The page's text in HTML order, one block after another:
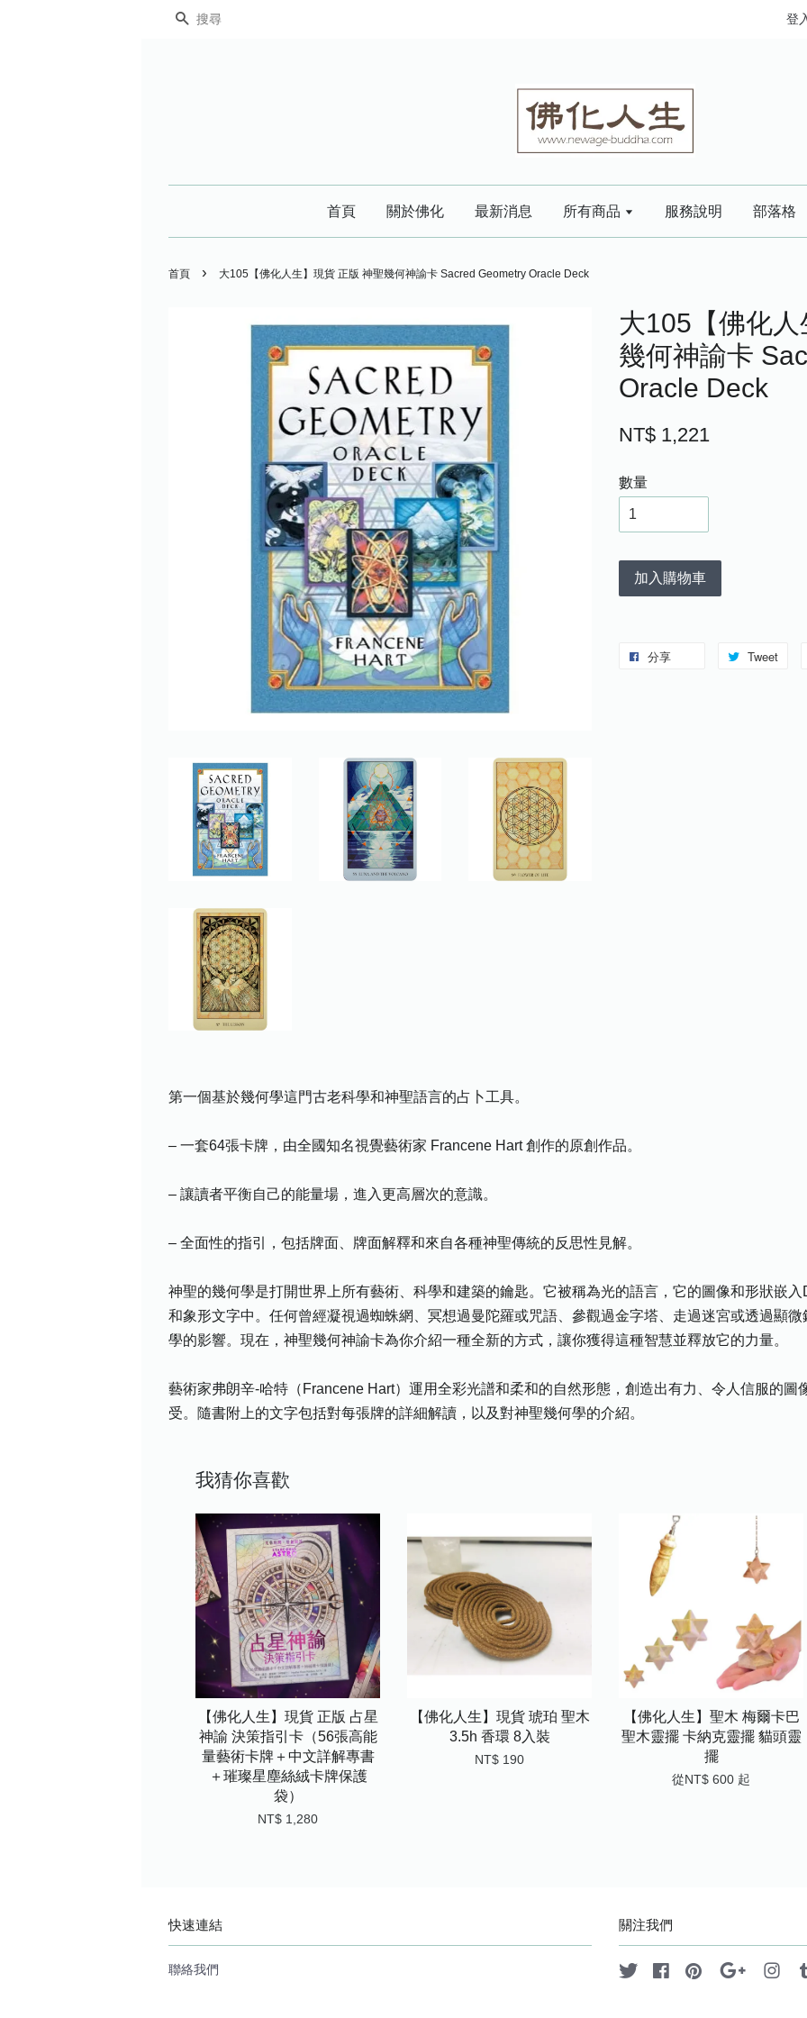
搜尋 登
首頁 關於佛化 最新消息 所有商品 服務說明 部落格
首頁 › 大105【佛化人生】現貨 正版 神聖幾何神諭卡 Sacred Geometry Oracle Deck
大105【佛化
幾何神諭卡
Oracle Deck
NT$ 1,221
數量
加入購物車
分享 Tweet
第一個基於幾何學這門古老科學和神聖語言的占卜工具。
– 一套64張卡牌，由全國知名視覺藝術家 Francene Hart 創作的原創作品。
– 讓讀者平衡自己的能量場，進入更高層次的意識。
– 全面性的指引，包括牌面、牌面解釋和來自各種神聖傳統的反思性見解。
神聖的幾何學是打開世界上所有藝術、科學和建築的鑰匙。它被稱為光的語言，它的圖像和形狀嵌
和象形文字中。任何曾經凝視過蜘蛛網、冥想過曼陀羅或咒語、參觀過金字塔、走過迷宮或透過顯
學的影響。現在，神聖幾何神諭卡為你介紹一種全新的方式，讓你獲得這種智慧並釋放它的力量。
藝術家弗朗辛-哈特（Francene Hart）運用全彩光譜和柔和的自然形態，創造出有力、令人信服的圖
受。隨書附上的文字包括對每張牌的詳細解讀，以及對神聖幾何學的介紹。
我猜你喜歡
【佛化人生】現貨 正版 占星
神諭 決策指引卡（56張高能
量藝術卡牌＋中文詳解專書
＋璀璨星塵絲絨卡牌保護
袋）
NT$ 1,280
【佛化人生】現貨 琥珀 聖木
3.5h 香環 8入裝
NT$ 190
【佛化人生】聖木 梅爾卡巴
聖木靈擺 卡納克靈擺 貓頭靈
擺
從 NT$ 600 起
快速連結
聯絡我們
關注我們
Twitter FacebookPinterest Google